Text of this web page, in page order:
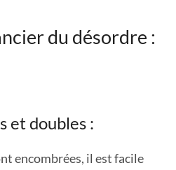
du désordre :
et doubles :
encombrées, il est facile